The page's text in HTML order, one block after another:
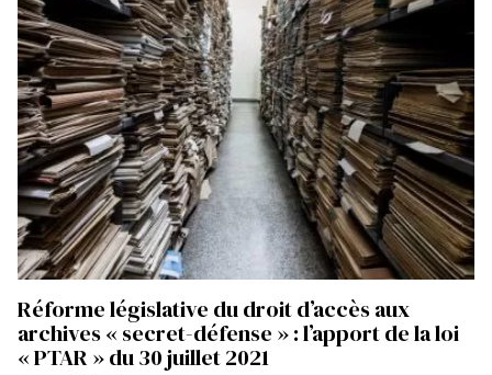
Réforme législative du droit d’accès aux
archives « secret-défense » : l’apport de la loi
« PTAR » du 30 juillet 2021